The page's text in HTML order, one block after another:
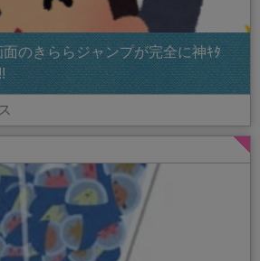
のきららジャンプが完全に神ｷﾀ